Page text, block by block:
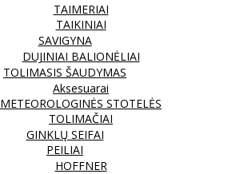
TAIMERIAI
TAIKINIAI
SAVIGYNA
DUJINIAI BALIONĖLIAI
TOLIMASIS ŠAUDYMAS
Aksesuarai
METEOROLOGINĖS STOTELĖS
TOLIMAČIAI
GINKLŲ SEIFAI
PEILIAI
HOFFNER